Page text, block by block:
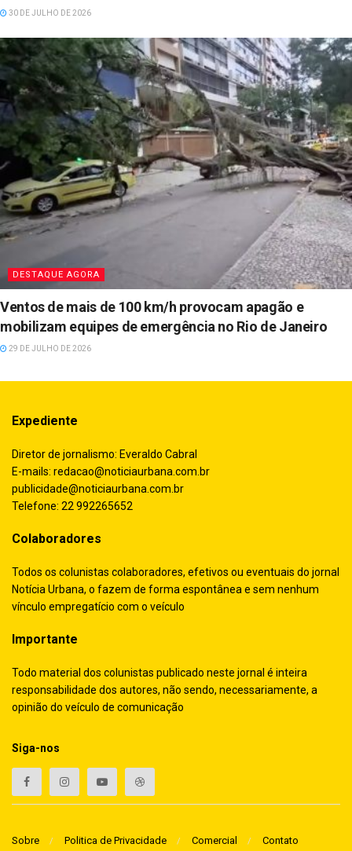
30 DE JULHO DE 2026
DESTAQUE AGORA
Ventos de mais de 100 km/h provocam apagão e
mobilizam equipes de emergência no Rio de Janeiro
29 DE JULHO DE 2026
Expediente
Diretor de jornalismo: Everaldo Cabral
E-mails: redacao@noticiaurbana.com.br
publicidade@noticiaurbana.com.br
Telefone: 22 992265652
Colaboradores
Todos os colunistas colaboradores, efetivos ou eventuais do jornal
Notícia Urbana, o fazem de forma espontânea e sem nenhum
vínculo empregatício com o veículo
Importante
Todo material dos colunistas publicado neste jornal é inteira
responsabilidade dos autores, não sendo, necessariamente, a
opinião do veículo de comunicação
Siga-nos
Sobre Politica de Privacidade Comercial Contato